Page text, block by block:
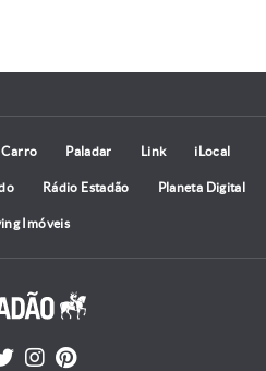
Carro Paladar Link iLocal
Rádio Estadão Planeta Digital
Imóveis